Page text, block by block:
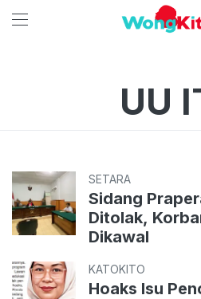
UU
SETARA
Sidang
Ditolak,
Dikawal
KATOKITO
Hoaks Isu